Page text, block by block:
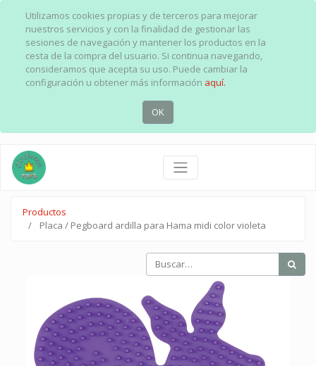
Utilizamos cookies propias y de terceros para mejorar
nuestros servicios y con la finalidad de gestionar las
sesiones de navegación y mantener los productos en la
cesta de la compra del usuario. Si continua navegando,
consideramos que acepta su uso. Puede cambiar la
configuración u obtener más información aquí.
OK
Productos
Placa / Pegboard ardilla para Hama midi color violeta